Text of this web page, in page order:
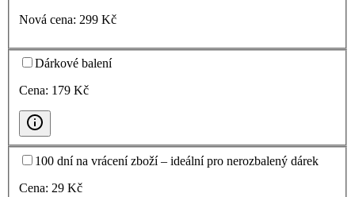
Nová cena: 299 Kč
Dárkové balení
Cena: 179 Kč
100 dní na vrácení zboží – ideální pro nerozbalený dárek
Cena: 29 Kč